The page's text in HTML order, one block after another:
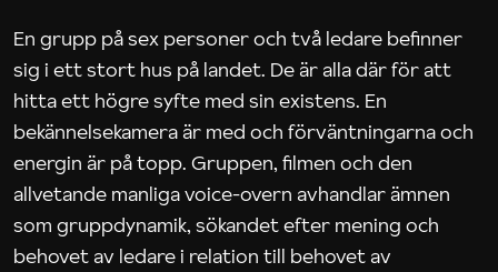
En grupp på sex personer och två ledare befinner
sig i ett stort hus på landet. De är alla där för att
hitta ett högre syfte med sin existens. En
bekännelsekamera är med och förväntningarna och
energin är på topp. Gruppen, filmen och den
allvetande manliga voice-overn avhandlar ämnen
som gruppdynamik, sökandet efter mening och
behovet av ledare i relation till behovet av